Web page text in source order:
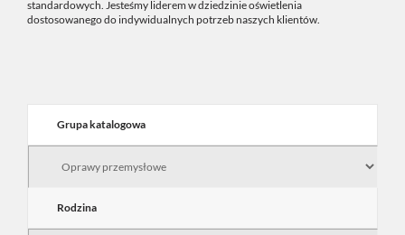
standardowych. Jesteśmy liderem w dziedzinie oświetlenia
dostosowanego do indywidualnych potrzeb naszych klientów.
Grupa katalogowa
Rodzina